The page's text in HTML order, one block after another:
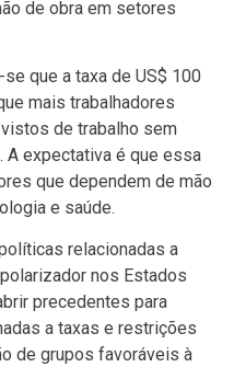
de obra em setores
que a taxa de US$ 100
mais trabalhadores
de trabalho sem
A expectativa é que essa
que dependem de mão
e saúde.
relacionadas a
nos Estados
precedentes para
a taxas e restrições
de grupos favoráveis à